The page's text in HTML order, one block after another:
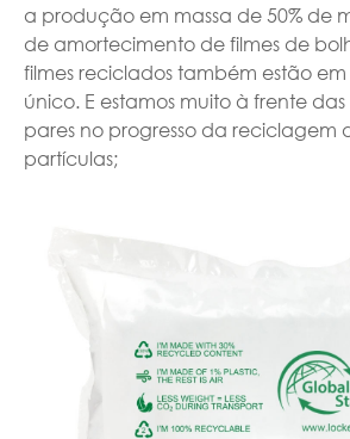
a produção em massa de 50% de
de amortecimento de filmes de
filmes reciclados também estão
único. E estamos muito à frente
pares no progresso da reciclagem
partículas;